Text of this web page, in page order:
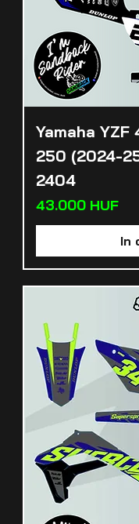
Yamaha
250 (2024-
2404
Preis
43.000 HUF
In